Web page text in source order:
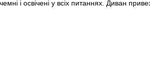
і освічені у всіх питаннях. Диван